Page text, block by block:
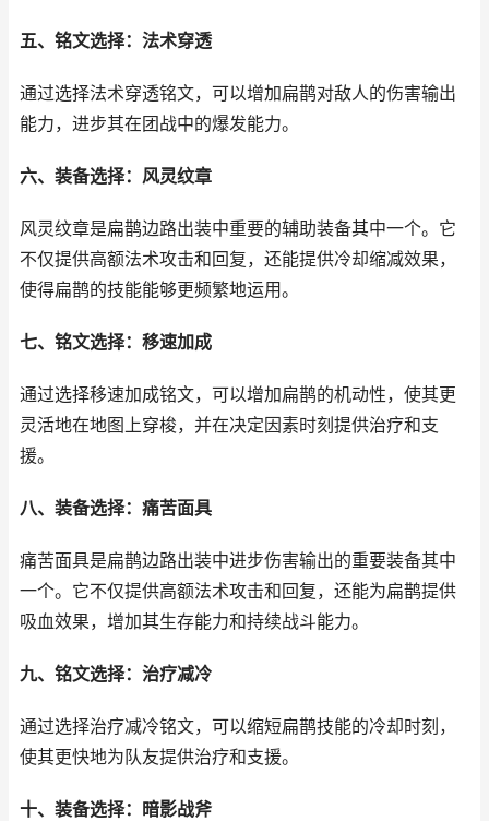
五、铭文选择：法术穿透
通过选择法术穿透铭文，可以增加扁鹊对敌人的伤害输出
能力，进步其在团战中的爆发能力。
六、装备选择：风灵纹章
风灵纹章是扁鹊边路出装中重要的辅助装备其中一个。它
不仅提供高额法术攻击和回复，还能提供冷却缩减效果，
使得扁鹊的技能能够更频繁地运用。
七、铭文选择：移速加成
通过选择移速加成铭文，可以增加扁鹊的机动性，使其更
灵活地在地图上穿梭，并在决定因素时刻提供治疗和支
援。
八、装备选择：痛苦面具
痛苦面具是扁鹊边路出装中进步伤害输出的重要装备其中
一个。它不仅提供高额法术攻击和回复，还能为扁鹊提供
吸血效果，增加其生存能力和持续战斗能力。
九、铭文选择：治疗减冷
通过选择治疗减冷铭文，可以缩短扁鹊技能的冷却时刻，
使其更快地为队友提供治疗和支援。
十、装备选择：暗影战斧